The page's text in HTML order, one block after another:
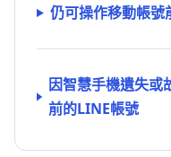
仍可操作移動帳號
因智慧手機遺失或
前的LINE帳號